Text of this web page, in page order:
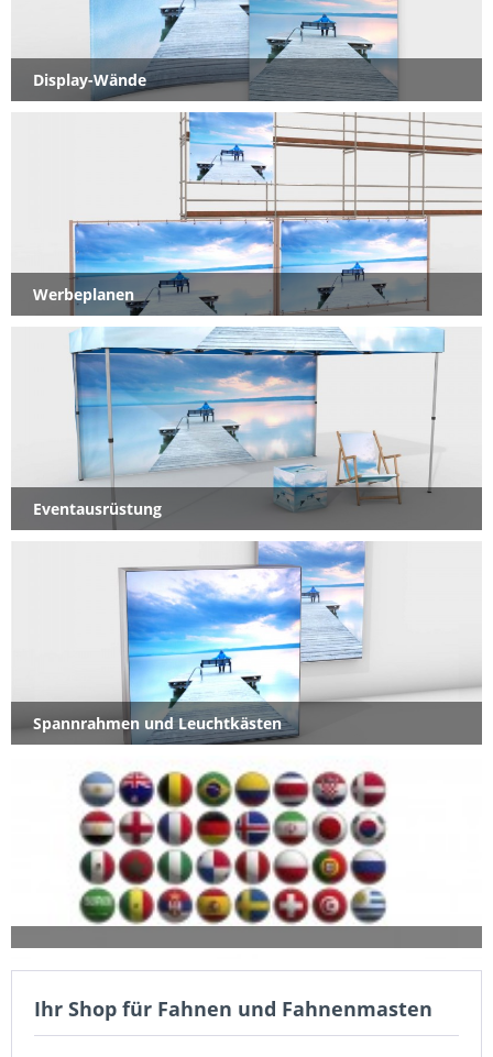
Ihr Shop für Fahnen und Fahnenmasten
Display-Wände
Werbeplanen
Eventausrüstung
Spannrahmen und Leuchtkästen